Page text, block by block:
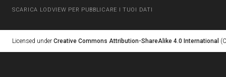
SCARICA LODVIEW PER PUBBLICARE I TUOI DATI
Licensed under Creative Commons Attribution-ShareAlike 4.0 International